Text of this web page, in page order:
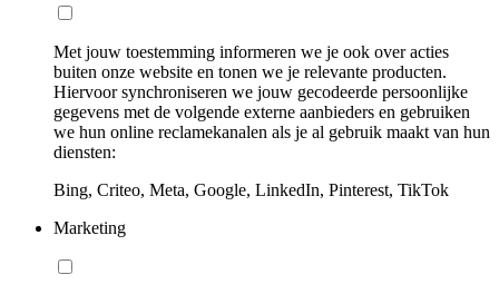
Met jouw toestemming informeren we je ook over acties
buiten onze website en tonen we je relevante producten.
Hiervoor synchroniseren we jouw gecodeerde persoonlijke
gegevens met de volgende externe aanbieders en gebruiken
we hun online reclamekanalen als je al gebruik maakt van hun
diensten:
Bing, Criteo, Meta, Google, LinkedIn, Pinterest, TikTok
Marketing